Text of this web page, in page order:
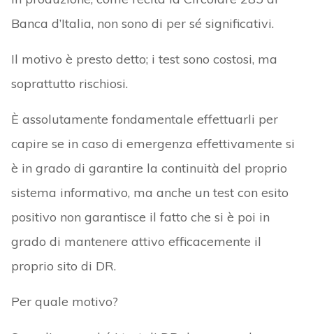
Banca d’Italia, non sono di per sé significativi.
Il motivo è presto detto; i test sono costosi, ma
soprattutto rischiosi.
È assolutamente fondamentale effettuarli per
capire se in caso di emergenza effettivamente si
è in grado di garantire la continuità del proprio
sistema informativo, ma anche un test con esito
positivo non garantisce il fatto che si è poi in
grado di mantenere attivo efficacemente il
proprio sito di DR.
Per quale motivo?